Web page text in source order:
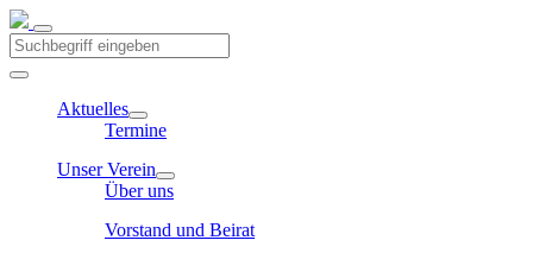
Aktuelles
Termine
Unser Verein
Über uns
Vorstand und Beirat